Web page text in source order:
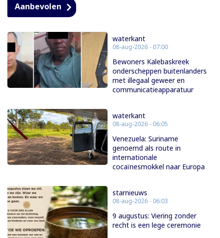
Aanbevolen
waterkant
08-aug-2026 - 07:00
Bewoners Kalebaskreek
onderscheppen buitenlanders
met illegaal geweer en
communicatieapparatuur
waterkant
08-aug-2026 - 06:05
Venezuela: Suriname
genoemd als route in
internationale
cocaïnesmokkel naar Europa
starnieuws
08-aug-2026 - 06:03
9 augustus: Viering zonder
recht is een lege ceremonie